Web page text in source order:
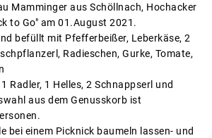
Mamminger aus Schöllnach, Hochacker
to Go" am 01.August 2021.
befüllt mit Pfefferbeißer, Leberkäse, 2
Radieschen, Gurke, Tomate,
Radler, 1 Helles, 2 Schnappserl und
aus dem Genusskorb ist
bei einem Picknick baumeln lassen- und